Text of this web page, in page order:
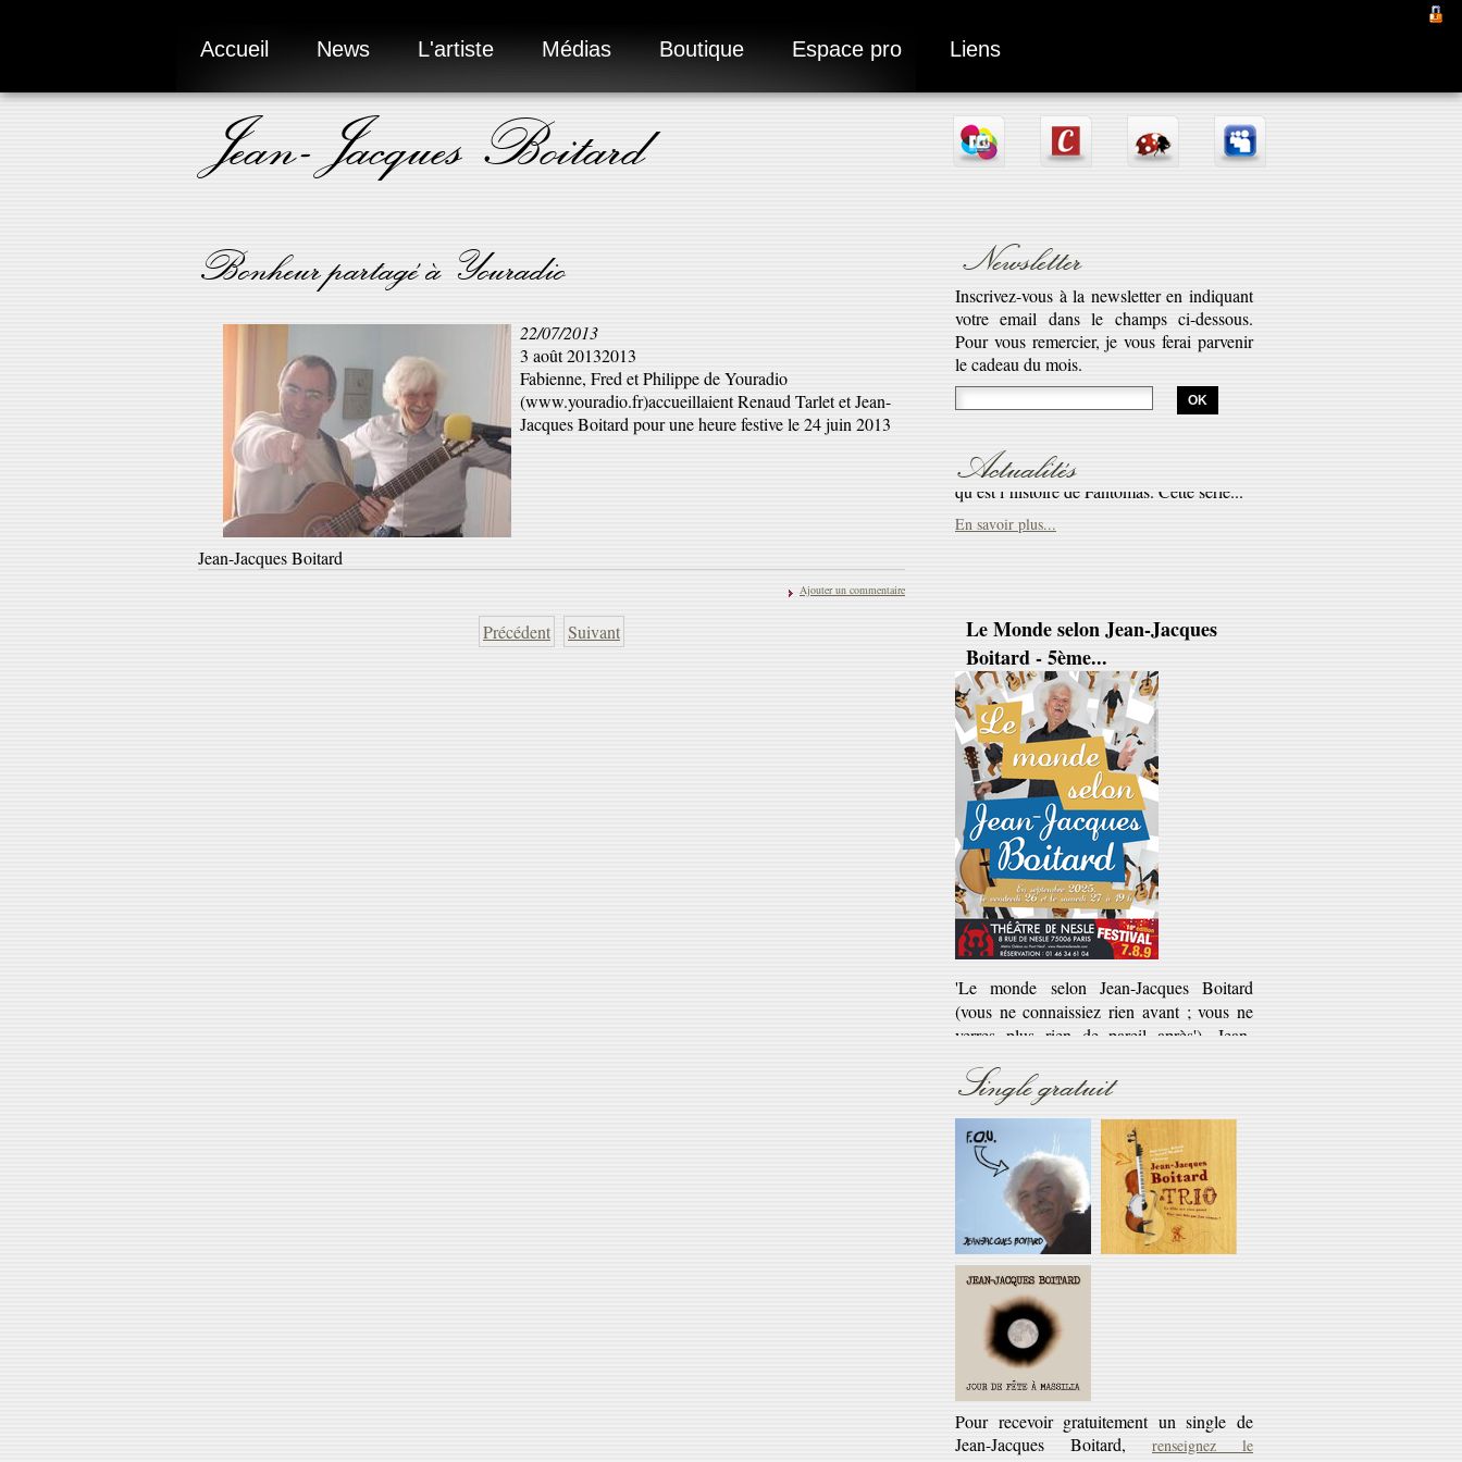
Accueil News L'artiste Médias Boutique Espace pro Liens
Jean-Jacques Boitard
Bonheur partagé à Youradio
22/07/2013
3 août 20132013
Fabienne, Fred et Philippe de Youradio
(www.youradio.fr)accueillaient Renaud Tarlet et Jean-
Jacques Boitard pour une heure festive le 24 juin 2013
Jean-Jacques Boitard
Ajouter un commentaire
Précédent Suivant
Newsletter
Inscrivez-vous à la newsletter en indiquant
votre email dans le champs ci-dessous.
Pour vous remercier, je vous ferai parvenir
le cadeau du mois.
Actualités
Adaptation d’une pièce radiophonique de
qu’est l’histoire de Fantômas. Cette série...
Le Monde selon Jean-Jacques
'Le monde selon Jean-Jacques Boitard
(vous ne connaissiez rien avant ; vous ne
verres plus rien de pareil après'). Jean-
En savoir plus...
Réédition
Rééditions CD des cassettes les Cahiers du
Garlaban - 10€ + 45 tours offert
En savoir plus...
Single gratuit
Pour recevoir gratuitement un single de
Jean-Jacques Boitard, renseignez le